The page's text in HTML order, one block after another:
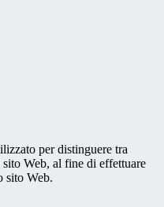
per distinguere tra
Web, al fine di effettuare
sito Web.